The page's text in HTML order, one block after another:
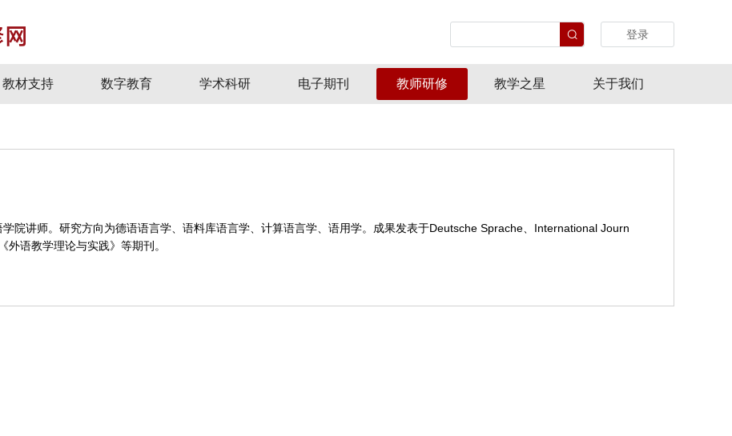
登录
教材支持 数字教育 学术科研 电子期刊 教师研修 教学之星 关于我们
院讲师。研究方向为德语语言学、语料库语言学、计算语言学、语用学。成果发表于Deutsche Sprache、International Journ
语教学理论与实践》等期刊。